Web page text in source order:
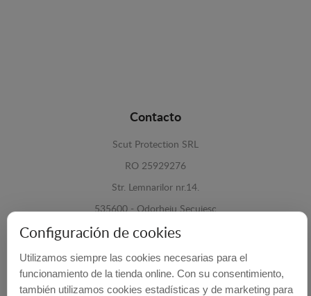
Contacto
Scut Protection SRL
RO 25929276
Str. Lemnarilor nr.14.
535600 - Odorheiu Secuiesc
Harghita, Romania
E-mail: info@cubrecarter.com
Configuración de cookies
Utilizamos siempre las cookies necesarias para el
funcionamiento de la tienda online. Con su consentimiento,
también utilizamos cookies estadísticas y de marketing para